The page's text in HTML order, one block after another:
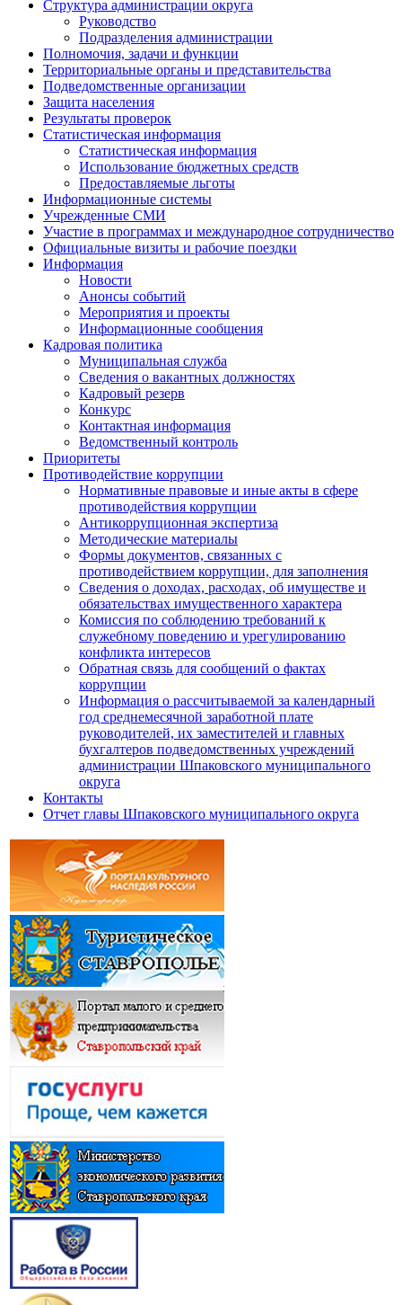
Структура администрации округа
Руководство
Подразделения администрации
Полномочия, задачи и функции
Территориальные органы и представительства
Подведомственные организации
Защита населения
Результаты проверок
Статистическая информация
Статистическая информация
Использование бюджетных средств
Предоставляемые льготы
Информационные системы
Учрежденные СМИ
Участие в программах и международное сотрудничество
Официальные визиты и рабочие поездки
Информация
Новости
Анонсы событий
Мероприятия и проекты
Информационные сообщения
Кадровая политика
Муниципальная служба
Сведения о вакантных должностях
Кадровый резерв
Конкурс
Контактная информация
Ведомственный контроль
Приоритеты
Противодействие коррупции
Нормативные правовые и иные акты в сфере
противодействия коррупции
Антикоррупционная экспертиза
Методические материалы
Формы документов, связанных с
противодействием коррупции, для заполнения
Сведения о доходах, расходах, об имуществе и
обязательствах имущественного характера
Комиссия по соблюдению требований к
служебному поведению и урегулированию
конфликта интересов
Обратная связь для сообщений о фактах
коррупции
Информация о рассчитываемой за календарный
год среднемесячной заработной плате
руководителей, их заместителей и главных
бухгалтеров подведомственных учреждений
администрации Шпаковского муниципального
округа
Контакты
Отчет главы Шпаковского муниципального округа